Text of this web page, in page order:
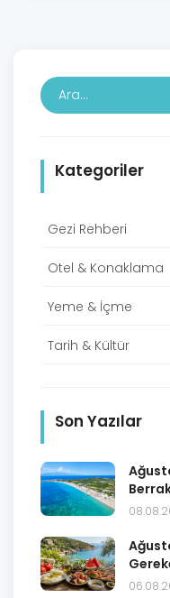
Kategoriler
Gezi Rehberi
Otel & Konaklama
Yeme & İçme
Tarih & Kültür
Son Yazılar